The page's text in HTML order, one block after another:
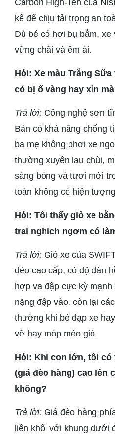
Carbon High-Ten của
kế để chịu tải trọng an
Dù bé có hơi bụ bẫm, xe
vững chãi và êm ái.
Hỏi: Xe màu Trắng
có bị ố vàng hay xỉn
Trả lời: Công nghệ sơn
Bản có khả năng chống
ba mẹ không phơi xe
thường xuyên lau chùi,
sáng bóng và tươi mới
toàn không có hiện
Hỏi: Tôi thấy giỏ xe
trai nghịch ngợm có
Trả lời: Giỏ xe của
dẻo cao cấp, có độ đàn
hợp va đập cực kỳ
nặng đập vào, còn lại
thường khi bé đạp xe
vỡ hay móp méo giỏ.
Hỏi: Khi con lớn, tôi có
(giá đèo hàng) cao lên
không?
Trả lời: Giá đèo hàng
liền khối với khung dưới